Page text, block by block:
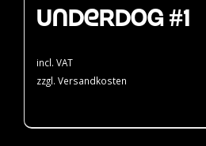
Underdog #1
incl. VAT
zzgl. Versandkosten